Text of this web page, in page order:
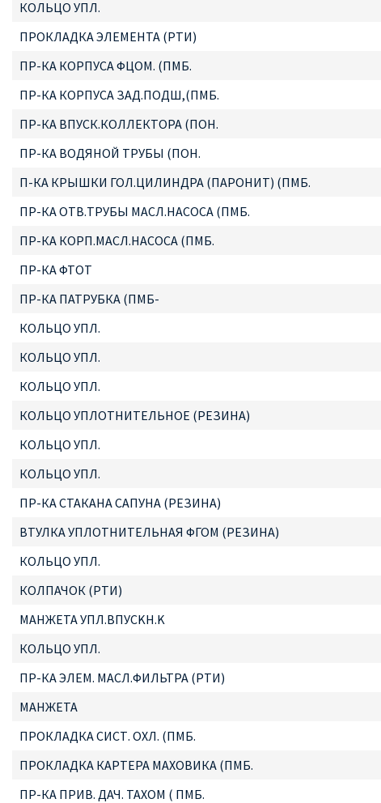
КОЛЬЦО УПЛ.
ПРОКЛАДКА ЭЛЕМЕНТА (РТИ)
ПР-КА КОРПУСА ФЦОМ. (ПМБ.
ПР-КА КОРПУСА ЗАД.ПОДШ,(ПМБ.
ПР-КА ВПУСК.КОЛЛЕКТОРА (ПОН.
ПР-КА ВОДЯНОЙ ТРУБЫ (ПОН.
П-КА КРЫШКИ ГОЛ.ЦИЛИНДРА (ПАРОНИТ) (ПМБ.
ПР-КА ОТВ.ТРУБЫ МАСЛ.НАСОСА (ПМБ.
ПР-КА КОРП.МАСЛ.НАСОСА (ПМБ.
ПР-КА ФТОТ
ПР-КА ПАТРУБКА (ПМБ-
КОЛЬЦО УПЛ.
КОЛЬЦО УПЛ.
КОЛЬЦО УПЛ.
КОЛЬЦО УПЛОТНИТЕЛЬНОЕ (РЕЗИНА)
КОЛЬЦО УПЛ.
КОЛЬЦО УПЛ.
ПР-КА СТАКАНА САПУНА (РЕЗИНА)
ВТУЛКА УПЛОТНИТЕЛЬНАЯ ФГОМ (РЕЗИНА)
КОЛЬЦО УПЛ.
КОЛПАЧОК (РТИ)
MAHЖETA УПЛ.BПУCKH.K
КОЛЬЦО УПЛ.
ПР-КА ЭЛЕМ. МАСЛ.ФИЛЬТРА (РТИ)
МАНЖЕТА
ПРОКЛАДКА СИСТ. ОХЛ. (ПМБ.
ПРОКЛАДКА КАРТЕРА МАХОВИКА (ПМБ.
ПР-КА ПРИВ. ДАЧ. ТАХОМ ( ПМБ.